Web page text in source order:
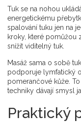
Tuk se na nohou
energetickému
spalování tuku jen na
kroky, které pomůžou
snížit viditelný tuk.
Masáž sama o sobě
podporuje lymfatický
pomerančové kůže.
techniky dávají smysl
Praktický